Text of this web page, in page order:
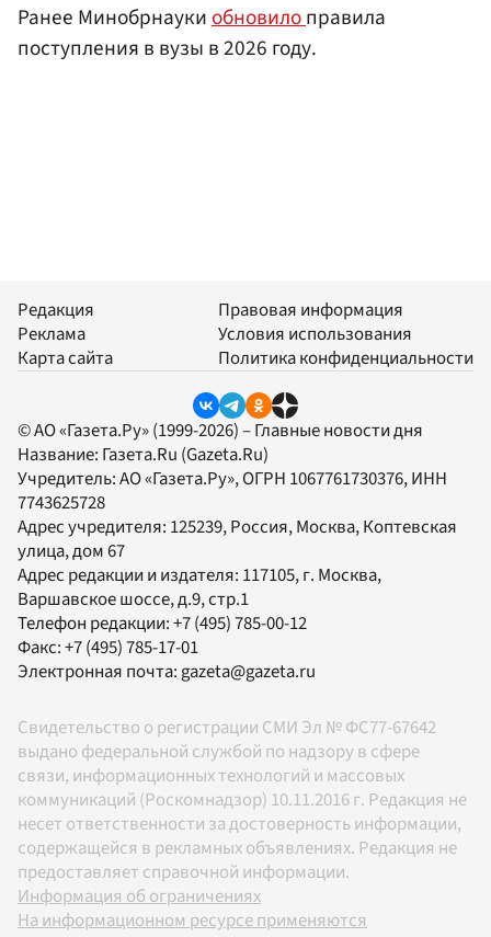
Ранее Минобрнаукиобновилоправила
поступления в вузы в 2026 году.
Редакция
Реклама
Карта сайта
Правовая информация
Условия использования
Политика конфиденциальности
© АО «Газета.Ру» (1999-2026) – Главные новости дня
Название: Газета.Ru (Gazeta.Ru)
Учредитель:АО «Газета.Ру», ОГРН 1067761730376, ИНН
7743625728
Адрес учредителя: 125239, Россия, Москва, Коптевская
улица, дом 67
Адрес редакции и издателя: 117105, г. Москва,
Варшавское шоссе, д.9, стр.1
Телефон редакции:+7 (495) 785-00-12
Факс:+7 (495) 785-17-01
Электронная почта:gazeta@gazeta.ru
Свидетельство о регистрации СМИ Эл № ФС77-67642
выдано федеральной службой по надзору в сфере
связи, информационных технологий и массовых
коммуникаций (Роскомнадзор) 10.11.2016 г. Редакция не
несет ответственности за достоверность информации,
содержащейся в рекламных объявлениях. Редакция не
предоставляет справочной информации.
Информация об ограничениях
На информационном ресурсе применяются